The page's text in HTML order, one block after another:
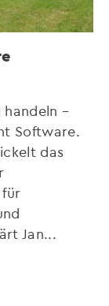
–
Software.
das
Jan...